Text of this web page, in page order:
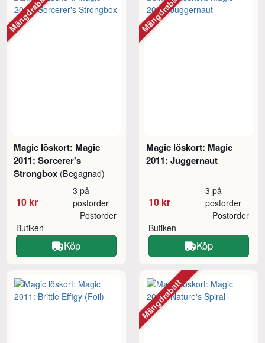
Magic löskort: Magic
2011: Sorcerer's
Strongbox (Begagnad)
10 kr
3 på
postorder
Butiken
Postorder
Köp
Mängdrabatt
Magic löskort: Magic
2011: Juggernaut
10 kr
3 på
postorder
Butiken
Postorder
Köp
Mängdrabatt
Mängdrabatt